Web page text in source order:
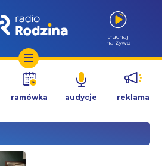
słuchaj
na żywo
ramówka audycje reklama